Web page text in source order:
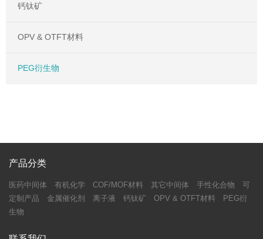
钙钛矿
OPV & OTFT材料
PEG衍生物
产品分类
医药中间体 有机化学 COF/MOF材料 其它中间体 手性化合物
可
定制产品
金属催化剂 离子液 钙钛矿 OPV & OTFT材料
PEG衍
生物